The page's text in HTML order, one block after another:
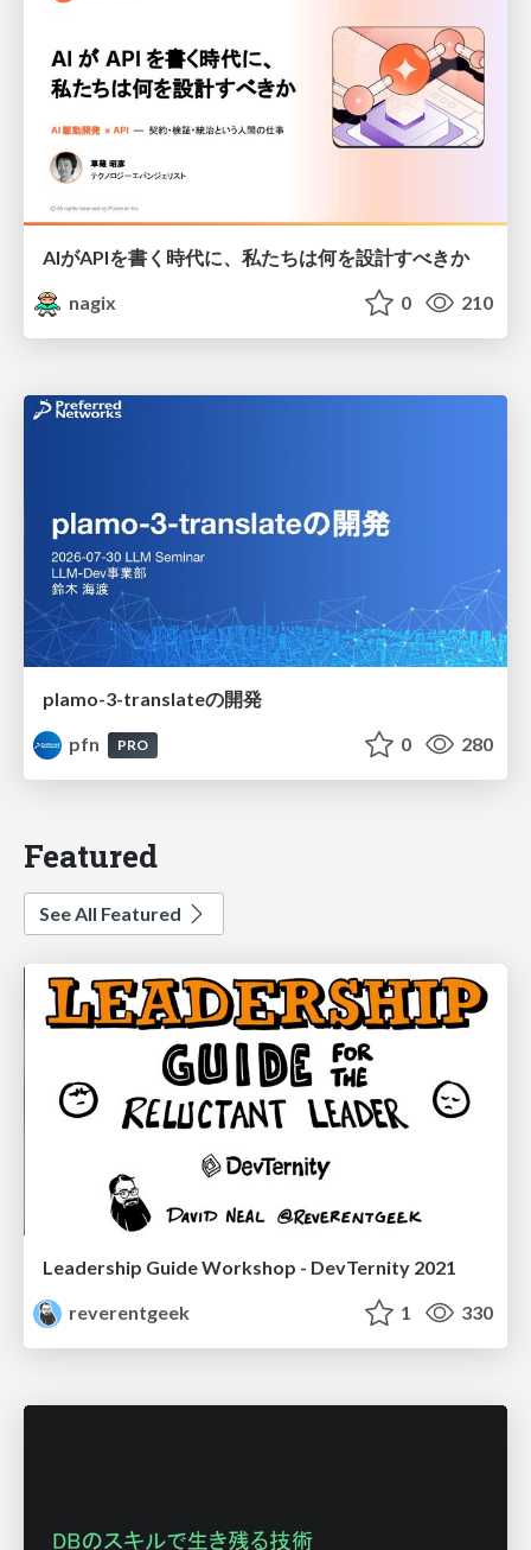
AIがAPIを書く時代に、私たちは何を設計すべきか
nagix
0 210
plamo-3-translateの開発
pfn
PRO 0 280
Featured
See All Featured
Leadership Guide Workshop - DevTernity 2021
reverentgeek
1 330